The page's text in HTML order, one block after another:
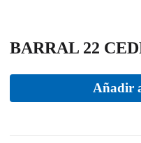
BARRAL 22
Añadir